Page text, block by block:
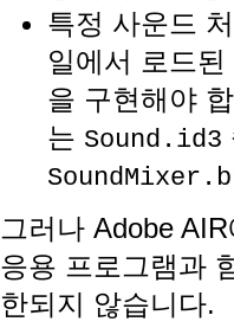
특정 사운드
일에서 로드
을 구현해야
는 Sound.id3
그러나 Adobe
응용 프로그램과
한되지 않습니다.